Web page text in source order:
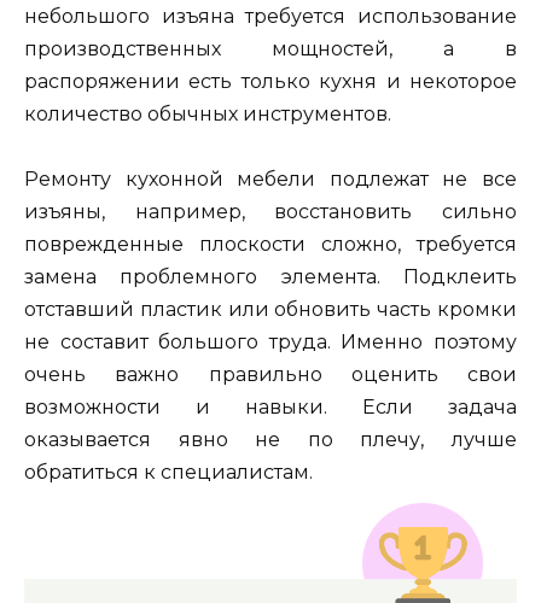
небольшого изъяна требуется использование
производственных мощностей, а в
распоряжении есть только кухня и некоторое
количество обычных инструментов.
Ремонту кухонной мебели подлежат не все
изъяны, например, восстановить сильно
поврежденные плоскости сложно, требуется
замена проблемного элемента. Подклеить
отставший пластик или обновить часть кромки
не составит большого труда. Именно поэтому
очень важно правильно оценить свои
возможности и навыки. Если задача
оказывается явно не по плечу, лучше
обратиться к специалистам.